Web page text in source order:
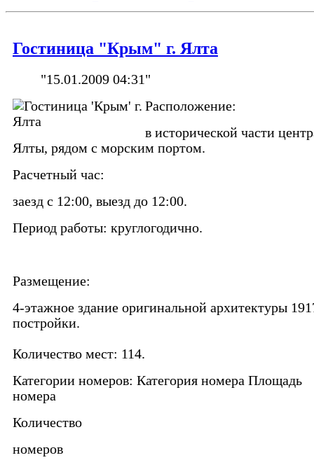
Гостиница "Крым" г. Ялта
"15.01.2009 04:31"
Расположение:
в исторической части
Ялты, рядом с морским портом.
Расчетный час:
заезд с 12:00, выезд до 12:00.
Период работы: круглогодично.
Размещение:
4-этажное здание оригинальной архитектуры
постройки.
Количество мест: 114.
Категории номеров: Категория номера Площадь
номера
Количество
номеров